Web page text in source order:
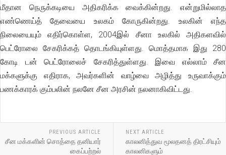
மீதான நெருக்கடியை அதிகரிக்க வைக்கின்றது. என்றுமில்லாத
எண்ணெய்த் தேவையை உலகம் கோருகின்றது. உலகின் எந்த
நிலையையும் எதிர்கொள்ள, 2004இல் சீனா உலகில் அதிகளவில்
பெட்ரோலை சேகரிக்கத் தொடங்கியுள்ளது. மொத்தமாக இது 280
கோடி டன் பெட்ரோலைச் சேகரித்துள்ளது. இவை எல்லாம் சீன
மக்களுக்கு எதிராக, அவர்களின் வாழ்வை அழித்து உருவாக்கும்
பணக்காரக் கும்பலின் நலனே சீன அரசின் நலனாகிவிட்டது.
PREVIOUS ARTICLE
சீன மக்களின் சொத்தை தனியார்
கைப்பற்றல்
NEXT ARTICLE
காலனித்துவ மூலதனத் திரட்சியும்
காலனிகளும்